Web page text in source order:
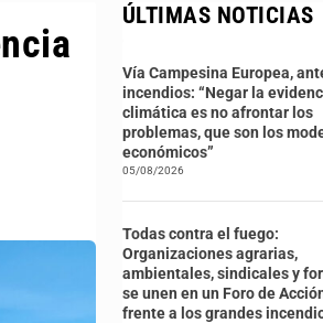
ÚLTIMAS NOTICIAS
Vía Campesina Europea,
incendios: “Negar la
climática es no afrontar los
problemas, que son los
económicos”
05/08/2026
Todas contra el fuego:
Organizaciones agrarias,
ambientales, sindicales y
se unen en un Foro de
frente a los grandes